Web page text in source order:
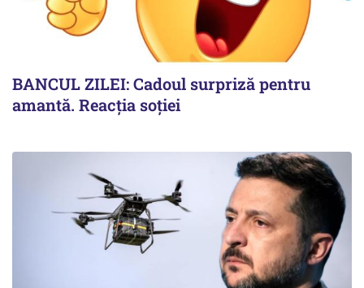
BANCUL ZILEI: Cadoul surpriză pentru
amantă. Reacția soției